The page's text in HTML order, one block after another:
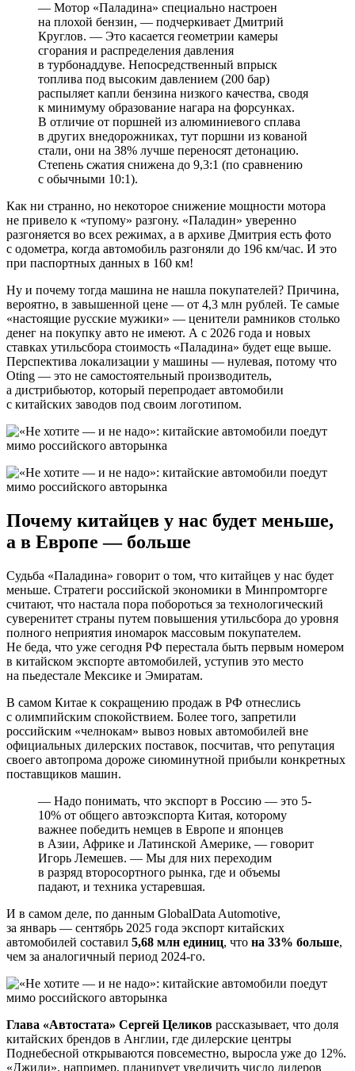
— Мотор «Паладина» специально настроен
на плохой бензин, — подчеркивает Дмитрий
Круглов. — Это касается геометрии камеры
сгорания и распределения давления
в турбонаддуве. Непосредственный впрыск
топлива под высоким давлением (200 бар)
распыляет капли бензина низкого качества, сводя
к минимуму образование нагара на форсунках.
В отличие от поршней из алюминиевого сплава
в других внедорожниках, тут поршни из кованой
стали, они на 38% лучше переносят детонацию.
Степень сжатия снижена до 9,3:1 (по сравнению
с обычными 10:1).
Как ни странно, но некоторое снижение мощности мотора
не привело к «тупому» разгону. «Паладин» уверенно
разгоняется во всех режимах, а в архиве Дмитрия есть фото
с одометра, когда автомобиль разгоняли до 196 км/час. И это
при паспортных данных в 160 км!
Ну и почему тогда машина не нашла покупателей? Причина,
вероятно, в завышенной цене — от 4,3 млн рублей. Те самые
«настоящие русские мужики» — ценители рамников столько
денег на покупку авто не имеют. А с 2026 года и новых
ставках утильсбора стоимость «Паладина» будет еще выше.
Перспектива локализации у машины — нулевая, потому что
Oting — это не самостоятельный производитель,
а дистрибьютор, который перепродает автомобили
с китайских заводов под своим логотипом.
Почему китайцев у нас будет меньше,
а в Европе — больше
Судьба «Паладина» говорит о том, что китайцев у нас будет
меньше. Стратеги российской экономики в Минпромторге
считают, что настала пора побороться за технологический
суверенитет страны путем повышения утильсбора до уровня
полного неприятия иномарок массовым покупателем.
Не беда, что уже сегодня РФ перестала быть первым номером
в китайском экспорте автомобилей, уступив это место
на пьедестале Мексике и Эмиратам.
В самом Китае к сокращению продаж в РФ отнеслись
с олимпийским спокойствием. Более того, запретили
российским «челнокам» вывоз новых автомобилей вне
официальных дилерских поставок, посчитав, что репутация
своего автопрома дороже сиюминутной прибыли конкретных
поставщиков машин.
— Надо понимать, что экспорт в Россию — это 5-
10% от общего автоэкспорта Китая, которому
важнее победить немцев в Европе и японцев
в Азии, Африке и Латинской Америке, — говорит
Игорь Лемешев. — Мы для них переходим
в разряд второсортного рынка, где и объемы
падают, и техника устаревшая.
И в самом деле, по данным GlobalData Automotive,
за январь — сентябрь 2025 года экспорт китайских
автомобилей составил 5,68 млн единиц, что на 33% больше,
чем за аналогичный период 2024-го.
Глава «Автостата» Сергей Целиков рассказывает, что доля
китайских брендов в Англии, где дилерские центры
Поднебесной открываются повсеместно, выросла уже до 12%.
«Джили», например, планирует увеличить число дилеров